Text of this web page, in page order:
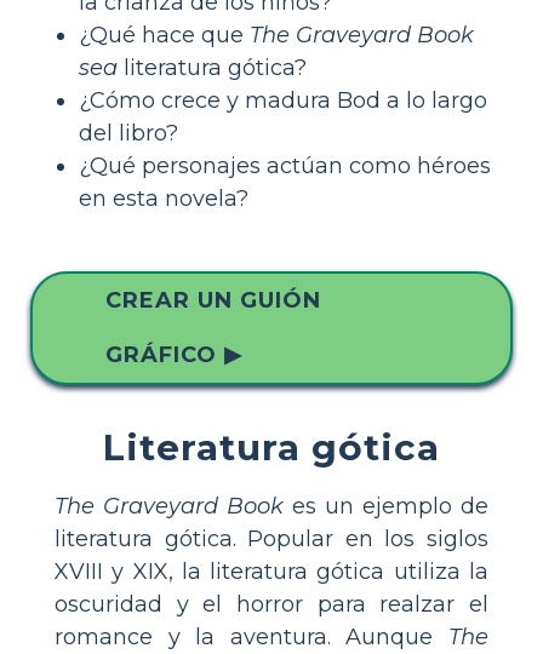
¿Qué hace que The Graveyard Book
sea literatura gótica?
¿Cómo crece y madura Bod a lo largo
del libro?
¿Qué personajes actúan como héroes
en esta novela?
CREAR UN GUIÓN
GRÁFICO ▶
Literatura gótica
The Graveyard Book es un ejemplo de
literatura gótica. Popular en los siglos
XVIII y XIX, la literatura gótica utiliza la
oscuridad y el horror para realzar el
romance y la aventura. Aunque The